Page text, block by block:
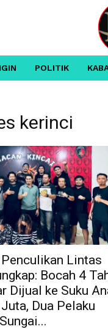
POLITIK
kerinci
Lintas
Bocah 4
Dijual ke Suku
Dua Pelaku